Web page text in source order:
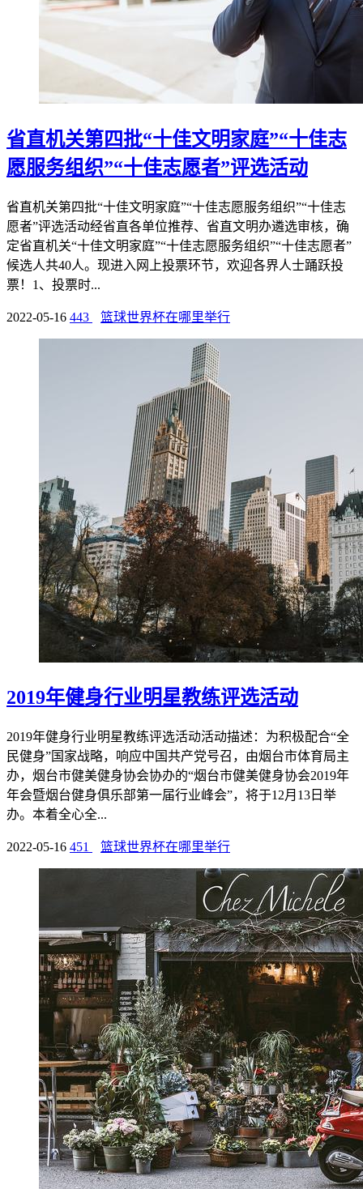
省直机关第四批“十佳文明家庭”“十佳志
愿服务组织”“十佳志愿者”评选活动
省直机关第四批“十佳文明家庭”“十佳志愿服务组织”“十佳志
愿者”评选活动经省直各单位推荐、省直文明办遴选审核，确
定省直机关“十佳文明家庭”“十佳志愿服务组织”“十佳志愿者”
候选人共40人。现进入网上投票环节，欢迎各界人士踊跃投
票！1、投票时...
2022-05-16 443 篮球世界杯在哪里举行
2019年健身行业明星教练评选活动
2019年健身行业明星教练评选活动活动描述：为积极配合“全
民健身”国家战略，响应中国共产党号召，由烟台市体育局主
办，烟台市健美健身协会协办的“烟台市健美健身协会2019年
年会暨烟台健身俱乐部第一届行业峰会”，将于12月13日举
办。本着全心全...
2022-05-16 451 篮球世界杯在哪里举行